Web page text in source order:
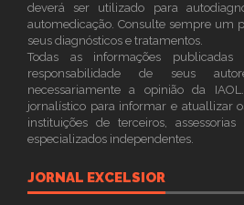
deverá ser utilizado para
automedicação. Consulte sempre um
seus diagnósticos e tratamentos.
Todas as informações
responsabilidade de seus
necessariamente a opinião da
jornalístico para informar e atuallizar
instituições de terceiros,
especializados independentes.
JORNAL EXCELSIOR